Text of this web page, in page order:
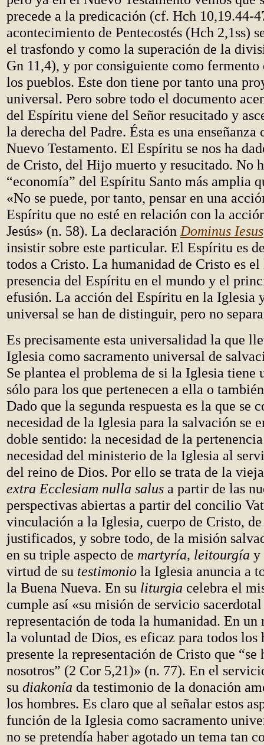
precede a la predicación (cf. Hch 10,19.44-
acontecimiento de Pentecostés (Hch 2,1ss)
el trasfondo y como la superación de la
Gn 11,4), y por consiguiente como fermento
los pueblos. Este don tiene por tanto una
universal. Pero sobre todo el documento
del Espíritu viene del Señor resucitado y
la derecha del Padre. Ésta es una enseñanza
Nuevo Testamento. El Espíritu se nos ha
de Cristo, del Hijo muerto y resucitado. No
“economía” del Espíritu Santo más amplia
«No se puede, por tanto, pensar en una
Espíritu que no esté en relación con la
Jesús» (n. 58). La declaración Dominus Iesus
insistir sobre este particular. El Espíritu es
todos a Cristo. La humanidad de Cristo es
presencia del Espíritu en el mundo y el
efusión. La acción del Espíritu en la Iglesia
universal se han de distinguir, pero no
Es precisamente esta universalidad la que
Iglesia como sacramento universal de
Se plantea el problema de si la Iglesia tiene
sólo para los que pertenecen a ella o
Dado que la segunda respuesta es la que se
necesidad de la Iglesia para la salvación se
doble sentido: la necesidad de la
necesidad del ministerio de la Iglesia al
del reino de Dios. Por ello se trata de la
extra Ecclesiam nulla salus a partir de las
perspectivas abiertas a partir del concilio
vinculación a la Iglesia, cuerpo de Cristo,
justificados, y sobre todo, de la misión
en su triple aspecto de martyría, leitourgía y
virtud de su testimonio la Iglesia anuncia a
la Buena Nueva. En su liturgia celebra el
cumple así «su misión de servicio sacerdotal
representación de toda la humanidad. En un
la voluntad de Dios, es eficaz para todos los
presente la representación de Cristo que “se
nosotros” (2 Cor 5,21)» (n. 77). En el
su diakonía da testimonio de la donación
los hombres. Es claro que al señalar estos
función de la Iglesia como sacramento
no se pretendía haber agotado un tema tan